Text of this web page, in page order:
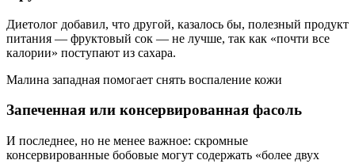
Диетолог добавил, что другой, казалось бы, полезный продукт
питания — фруктовый сок — не лучше, так как «почти все
калории» поступают из сахара.
Малина западная помогает снять воспаление кожи
Запеченная или консервированная фасоль
И последнее, но не менее важное: скромные
консервированные бобовые могут содержать «более двух